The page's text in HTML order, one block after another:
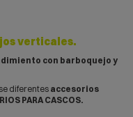
verticales.
con barboquejo y
diferentes accesorios
PARA CASCOS.